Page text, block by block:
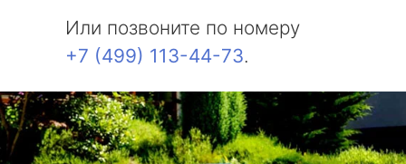
Или позвоните по номеру
+7 (499) 113-44-73.